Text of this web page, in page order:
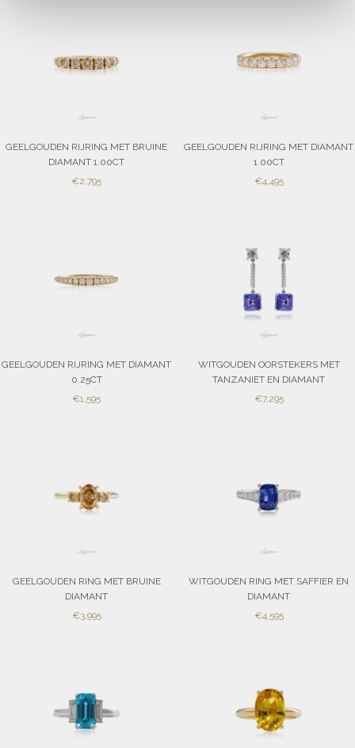
GEELGOUDEN RIJRING MET BRUINE
DIAMANT 1.00CT
SALE
€2,795
GEELGOUDEN RIJRING MET DIAMANT
1.00CT
SALE
€4,495
GEELGOUDEN RIJRING MET DIAMANT
0.25CT
SALE
€1,595
WITGOUDEN OORSTEKERS MET
TANZANIET EN DIAMANT
SALE
€7,295
GEELGOUDEN RING MET BRUINE
DIAMANT
SALE
€3,995
WITGOUDEN RING MET SAFFIER EN
DIAMANT
SALE
€4,595